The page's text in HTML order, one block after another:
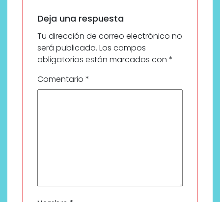
Deja una respuesta
Tu dirección de correo electrónico no
será publicada. Los campos
obligatorios están marcados con *
Comentario *